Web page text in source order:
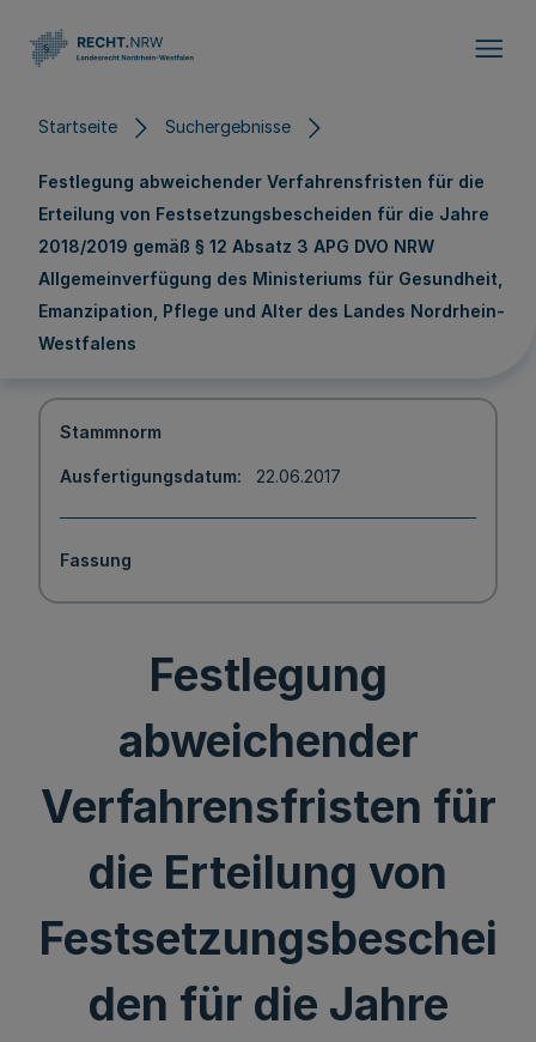
Startseite Suchergebnisse
Festlegung abweichender Verfahrensfristen für die
Erteilung von Festsetzungsbescheiden für die Jahre
2018/2019 gemäß § 12 Absatz 3 APG DVO NRW
Allgemeinverfügung des Ministeriums für Gesundheit,
Emanzipation, Pflege und Alter des Landes Nordrhein-
Westfalens
Stammnorm
Ausfertigungsdatum 22.06.2017
Fassung
Festlegung
abweichender
Verfahrensfristen für
die Erteilung von
Festsetzungsbeschei
den für die Jahre